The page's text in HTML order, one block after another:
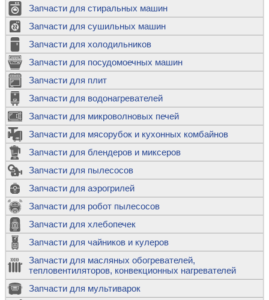
Запчасти для стиральных машин
Запчасти для сушильных машин
Запчасти для холодильников
Запчасти для посудомоечных машин
Запчасти для плит
Запчасти для водонагревателей
Запчасти для микроволновых печей
Запчасти для мясорубок и кухонных комбайнов
Запчасти для блендеров и миксеров
Запчасти для пылесосов
Запчасти для аэрогрилей
Запчасти для робот пылесосов
Запчасти для хлебопечек
Запчасти для чайников и кулеров
Запчасти для масляных обогревателей,
тепловентиляторов, конвекционных нагревателей
Запчасти для мультиварок